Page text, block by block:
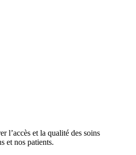
l’accès et la qualité des soins
et nos patients.